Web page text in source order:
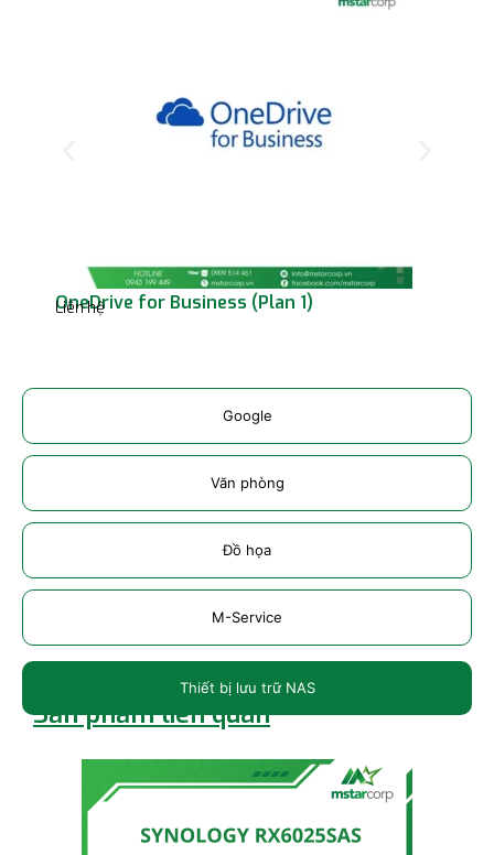
Google
Văn phòng
Đồ họa
M-Service
OneDrive for Business (Plan 1)
Liên hệ
Sản phẩm liên quan
Thiết bị lưu trữ NAS